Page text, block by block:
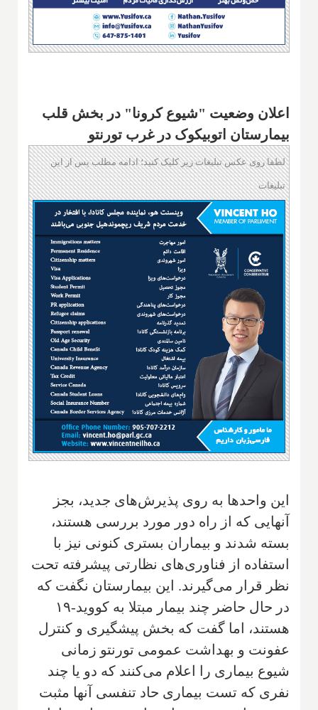
اعلان وضعیت "شیوع کرونا" در بخش قلب
بیمارستان اتوبیکوک در غرب تورنتو
لطفا روی عکس تبلیغات زیر کلیک کنید؛ ادامه مطلب پس از این
تبلیغات
این واحدها به روی پذیرش‌های جدید، بجز
آنهایی که از راه دور مورد بررسی هستند،
بسته شدند و بیماران بستری کنونی نیز با
استفاده از فناوری‌های نظارتی پیشرفته تحت
نظر قرار می‌گیرند. این بیمارستان نگفت که
در حال حاضر چند بیمار مبتلا به کووید-۱۹
هستند، اما گفت که بخش پیشگیری و کنترل
عفونت و بهداشت عمومی تورنتو زمانی
شیوع بیماری را اعلام می‌کنند که دو یا چند
نفری که تست بیماری حاد تنفسی آنها مثبت